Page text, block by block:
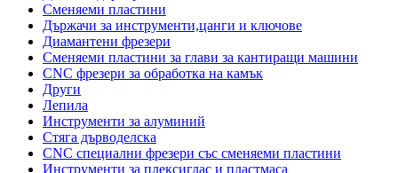
Сменяеми пластини
Държачи за инструменти,цанги и ключове
Диамантени фрезери
Сменяеми пластини за глави за кантиращи машини
CNC фрезери за обработка на камък
Други
Лепила
Инструменти за алуминий
Стяга дърводелска
CNC специални фрезери със сменяеми пластини
Инструменти за плексиглас и пластмаса